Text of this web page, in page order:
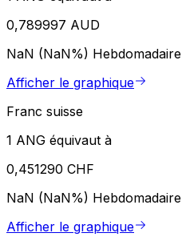
0,789997 AUD
NaN (NaN%) Hebdomadaire
Afficher le graphique
Franc suisse
1 ANG équivaut à
0,451290 CHF
NaN (NaN%) Hebdomadaire
Afficher le graphique